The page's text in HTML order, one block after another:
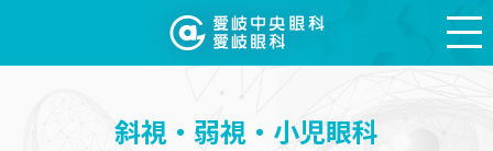
斜視・弱視・小児眼科